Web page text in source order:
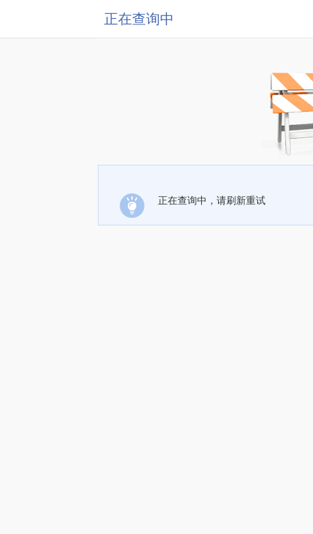
正在查询中
正在查询中，请刷新重试